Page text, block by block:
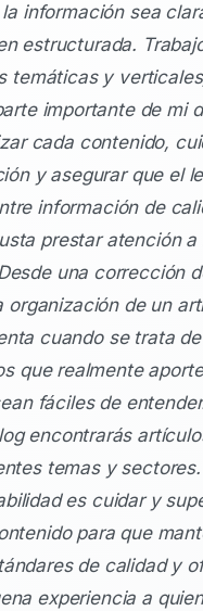
información sea
estructurada.
temáticas y
importante de mi
cada contenido,
y asegurar que el
información de
prestar atención a
una corrección
organización de un
cuando se trata
que realmente
fáciles de
encontrarás
temas y
es cuidar y
para que
de calidad y
experiencia a